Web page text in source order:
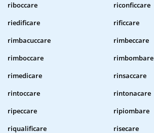
riboccare
riconficcare
riedificare
rificcare
rimbacuccare
rimbeccare
rimboccare
rimbombare
rimedicare
rinsaccare
rintoccare
rintonacare
ripeccare
ripiombare
riqualificare
risecare